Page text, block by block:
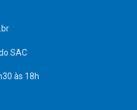
SAC
às 18h